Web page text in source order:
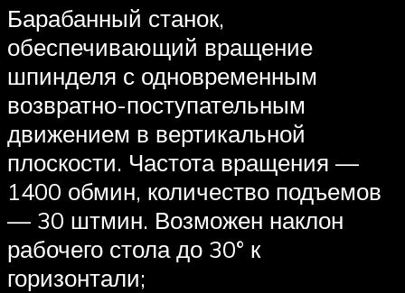
Барабанный станок,
обеспечивающий вращение
шпинделя с одновременным
возвратно-поступательным
движением в вертикальной
плоскости. Частота вращения —
1400 обмин, количество подъемов
— 30 штмин. Возможен наклон
рабочего стола до 30° к
горизонтали;